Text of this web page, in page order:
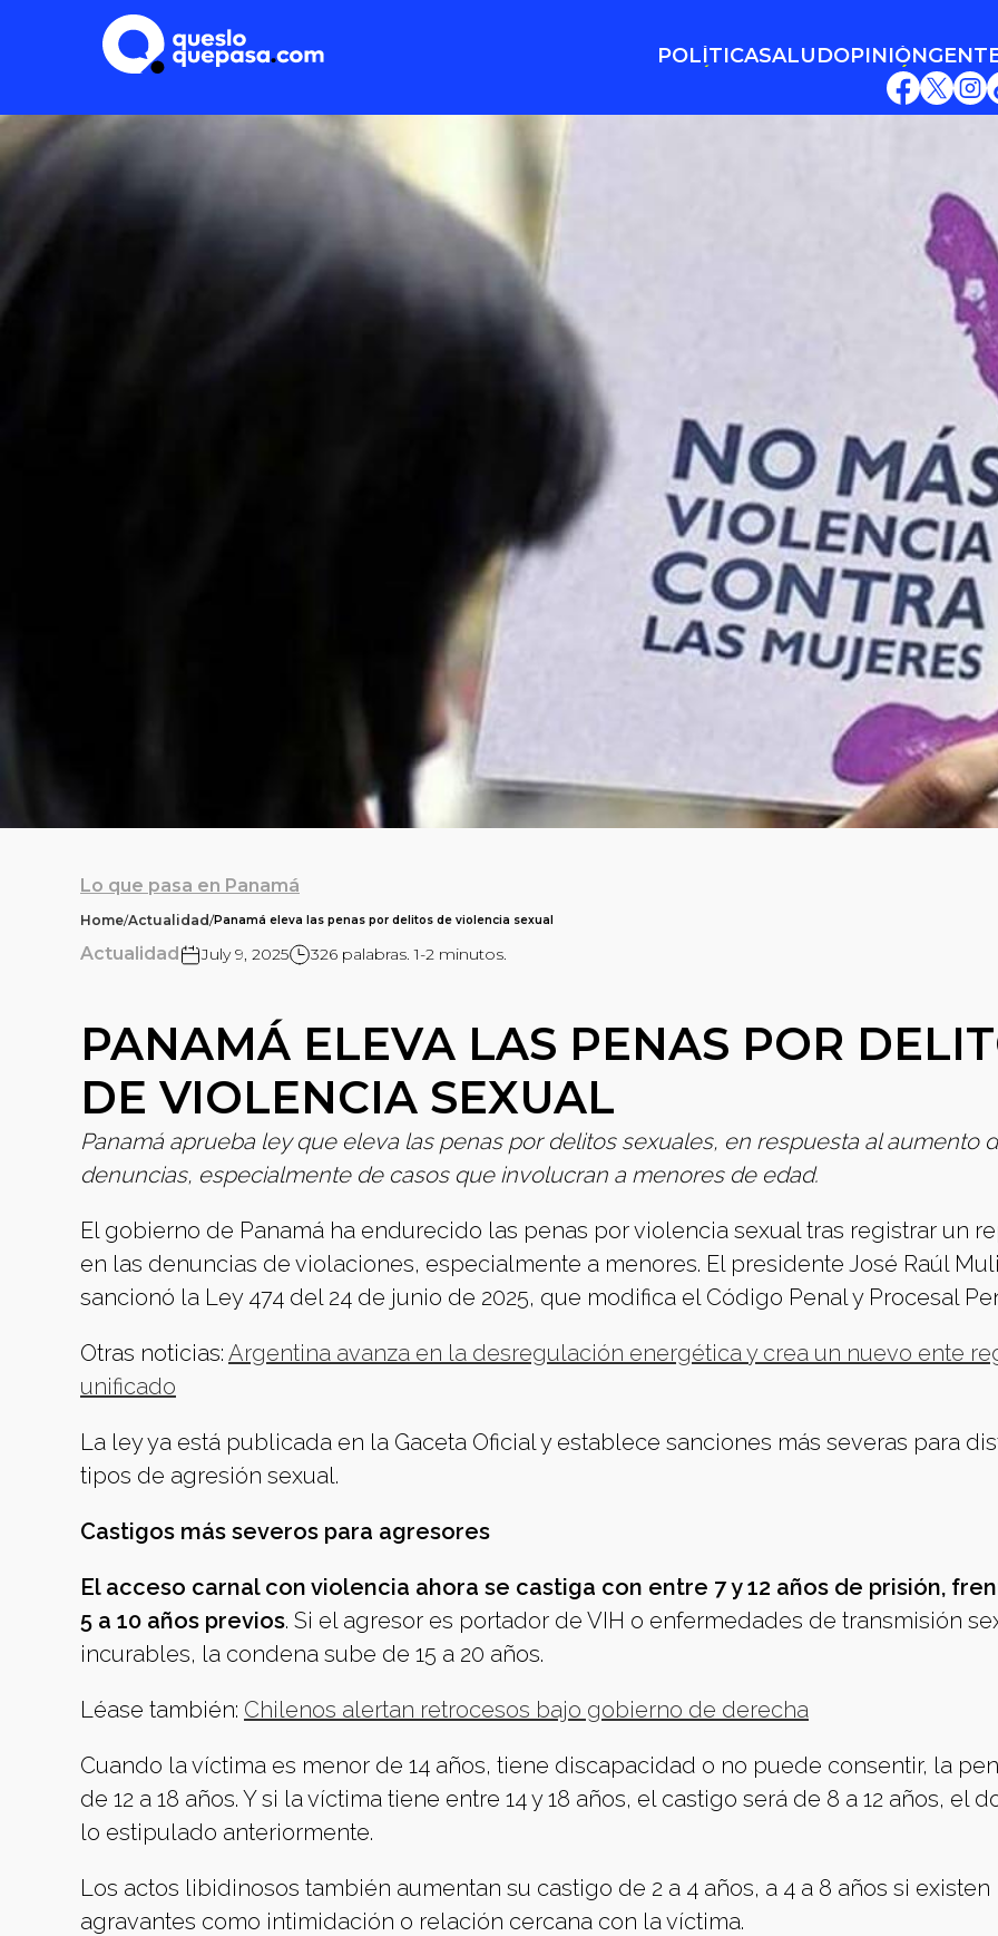
POLÍTICASALUDOPINIÓN
OPINIÓN
Lo que pasa en Panamá
Home/Actualidad/Panamá eleva las penas por delitos de violencia sexual
Actualidad July 9, 2025 326 palabras. 1-2 minutos.
PANAMÁ ELEVA LAS PENAS POR
DE VIOLENCIA SEXUAL
Panamá aprueba ley que eleva las penas por delitos sexuales, en respuesta al aumento
denuncias, especialmente de casos que involucran a menores de edad.
El gobierno de Panamá ha endurecido las penas por violencia sexual tras registrar un
en las denuncias de violaciones, especialmente a menores. El presidente José Raúl
sancionó la Ley 474 del 24 de junio de 2025, que modifica el Código Penal y Procesal
Otras noticias: Argentina avanza en la desregulación energética y crea un nuevo ente
unificado
La ley ya está publicada en la Gaceta Oficial y establece sanciones más severas para
tipos de agresión sexual.
Castigos más severos para agresores
El acceso carnal con violencia ahora se castiga con entre 7 y 12 años de prisión,
5 a 10 años previos. Si el agresor es portador de VIH o enfermedades de transmisión
incurables, la condena sube de 15 a 20 años.
Léase también: Chilenos alertan retrocesos bajo gobierno de derecha
Cuando la víctima es menor de 14 años, tiene discapacidad o no puede consentir, la
de 12 a 18 años. Y si la víctima tiene entre 14 y 18 años, el castigo será de 8 a 12 años, el
lo estipulado anteriormente.
Los actos libidinosos también aumentan su castigo de 2 a 4 años, a 4 a 8 años si existen
agravantes como intimidación o relación cercana con la víctima.